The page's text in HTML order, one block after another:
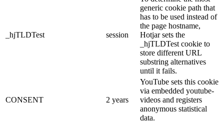
_hjTLDTest session
generic cookie path that
has to be used instead of
the page hostname,
Hotjar sets the
_hjTLDTest cookie to
store different URL
substring alternatives
until it fails.
CONSENT 2 years
YouTube sets this cookie
via embedded youtube-
videos and registers
anonymous statistical
data.